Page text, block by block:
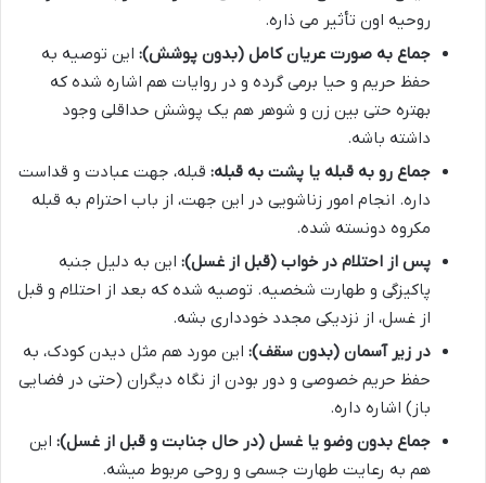
روحیه اون تأثیر می ذاره.
جماع به صورت عریان کامل (بدون پوشش): این توصیه به
حفظ حریم و حیا برمی گرده و در روایات هم اشاره شده که
بهتره حتی بین زن و شوهر هم یک پوشش حداقلی وجود
داشته باشه.
جماع رو به قبله یا پشت به قبله: قبله، جهت عبادت و قداست
داره. انجام امور زناشویی در این جهت، از باب احترام به قبله
مکروه دونسته شده.
پس از احتلام در خواب (قبل از غسل): این به دلیل جنبه
پاکیزگی و طهارت شخصیه. توصیه شده که بعد از احتلام و قبل
از غسل، از نزدیکی مجدد خودداری بشه.
در زیر آسمان (بدون سقف): این مورد هم مثل دیدن کودک، به
حفظ حریم خصوصی و دور بودن از نگاه دیگران (حتی در فضایی
باز) اشاره داره.
جماع بدون وضو یا غسل (در حال جنابت و قبل از غسل): این
هم به رعایت طهارت جسمی و روحی مربوط میشه.